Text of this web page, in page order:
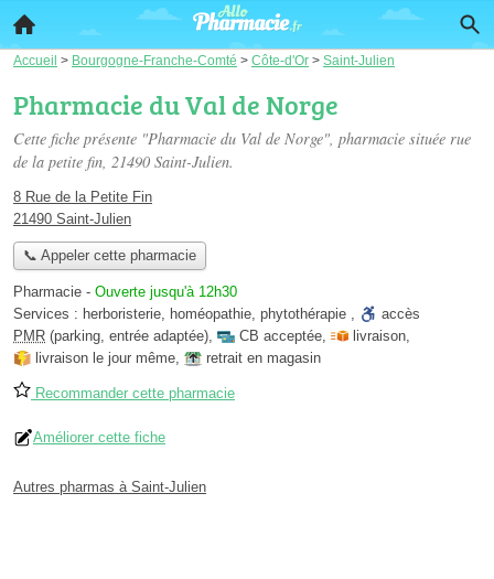
Accueil > Bourgogne-Franche-Comté > Côte-d'Or > Saint-Julien
Pharmacie du Val de Norge
Cette fiche présente "Pharmacie du Val de Norge", pharmacie située rue
de la petite fin, 21490 Saint-Julien.
8 Rue de la Petite Fin
21490 Saint-Julien
📞 Appeler cette pharmacie
Pharmacie - Ouverte jusqu'à 12h30
Services : herboristerie, homéopathie, phytothérapie ,
accès
PMR (parking, entrée adaptée), CB acceptée, livraison,
livraison le jour même, retrait en magasin
Recommander cette pharmacie
Améliorer cette fiche
Autres pharmas à Saint-Julien